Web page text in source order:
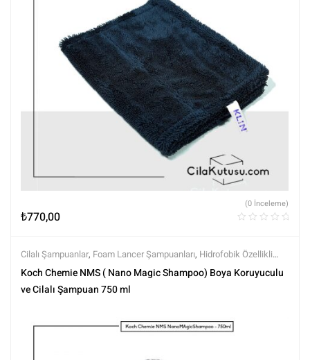
₺770,00
(0 İnceleme)
Cilalı Şampuanlar, Foam Lancer Şampuanları, Hidrofobik Özellikli
Şampuanlar,Koch Chemie,Markalar,Şampuanlar,Tüm Ürünler,Tüm
Ürünler,Yıkama Ürünleri
Koch Chemie NMS ( Nano Magic Shampoo) Boya Koruyuculu
ve Cilalı Şampuan 750 ml